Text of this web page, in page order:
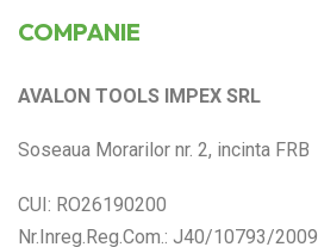
COMPANIE
AVALON TOOLS IMPEX SRL
Soseaua Morarilor nr. 2, incinta FRB
CUI: RO26190200
Nr.Inreg.Reg.Com.: J40/10793/2009